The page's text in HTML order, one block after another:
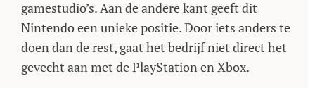
gamestudio’s. Aan de andere kant geeft dit
Nintendo een unieke positie. Door iets anders te
doen dan de rest, gaat het bedrijf niet direct het
gevecht aan met de PlayStation en Xbox.